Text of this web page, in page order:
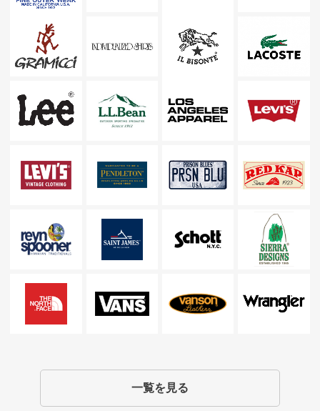
一覧を見る